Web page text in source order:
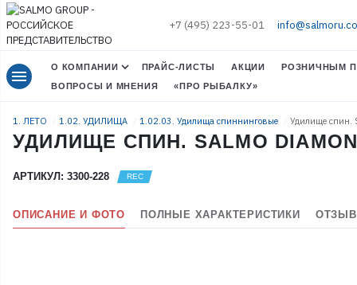
+7 (495) 223-55-01
menu О КОМПАНИИ ПРАЙС-ЛИСТЫ АКЦИИ
РОЗНИЧНЫМ
ВОПРОСЫ И МНЕНИЯ
«ПРО РЫБАЛКУ»
1. ЛЕТО 1.02. УДИЛИЩА 1.02.03. Удилища спиннинговые Удилище спин.
УДИЛИЩЕ СПИН. SALMO
АРТИКУЛ: 3300-228
ОПИСАНИЕ И ФОТО ПОЛНЫЕ ХАРАКТЕРИСТИКИ